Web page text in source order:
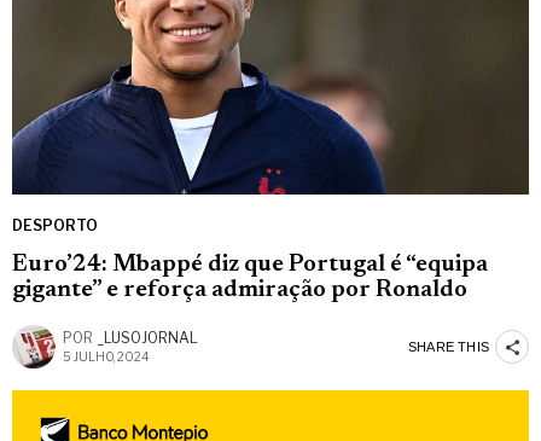
DESPORTO
Euro’24: Mbappé diz que Portugal é “equipa
gigante” e reforça admiração por Ronaldo
POR _LUSOJORNAL
5 JULHO, 2024
SHARE THIS